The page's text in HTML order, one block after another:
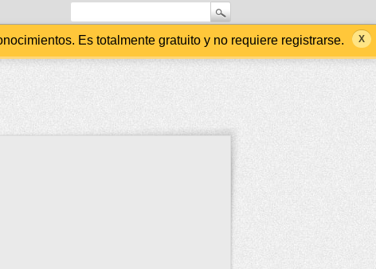
Es totalmente gratuito y no requiere registrarse.